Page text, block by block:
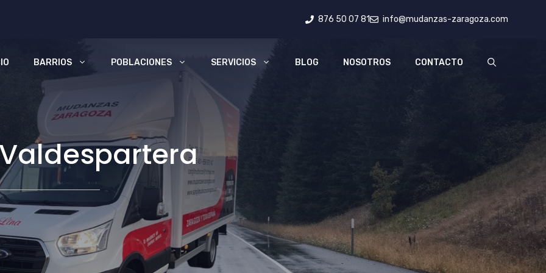
876 50 07 81 info@mudanzas-zaragoza.com
BARRIOS POBLACIONES SERVICIOS BLOG NOSOTROS CONTACTO